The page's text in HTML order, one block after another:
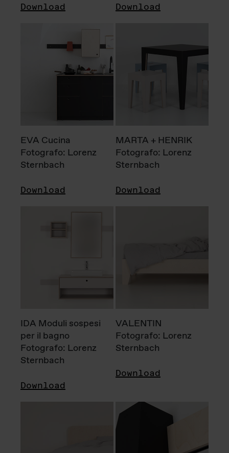
Download Download
EVA Cucina
Fotografo: Lorenz
Sternbach
Download
MARTA + HENRIK
Fotografo: Lorenz
Sternbach
Download
IDA Moduli sospesi
per il bagno
Fotografo: Lorenz
Sternbach
Download
VALENTIN
Fotografo: Lorenz
Sternbach
Download